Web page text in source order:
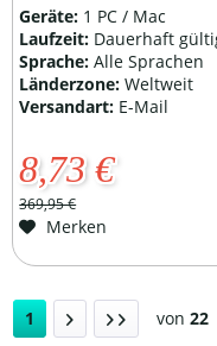
Geräte: 1 PC / Mac
Laufzeit: Dauerhaft
Sprache:Alle Sprachen
Länderzone:Weltweit
Versandart: E-Mail
8,73 €
369,95 €
Merken
1 von 22